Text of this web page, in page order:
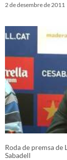
2 de desembre de 2011
Roda de premsa
Sabadell